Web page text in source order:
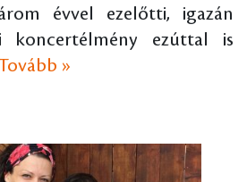
évvel ezelőtti, igazán
koncertélmény ezúttal is
»